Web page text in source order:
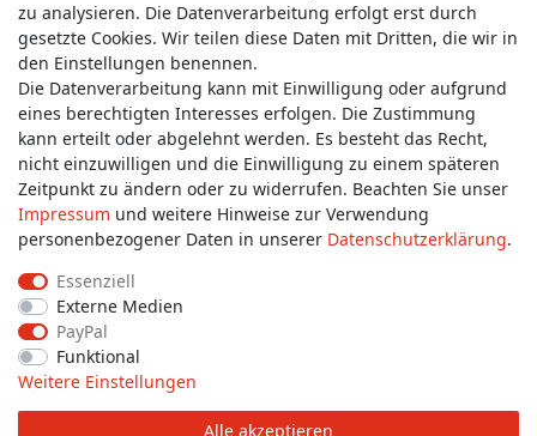
Service & Kontakt
Wünschen Sie einen Rückruf?
service@allmyclothes.de
Schreiben Sie uns:
service@allmyclothes.de
Impressum
Widerrufs­formular
zu analysieren. Die Datenverarbeitung erfolgt erst durch
gesetzte Cookies. Wir teilen diese Daten mit Dritten, die wir in
den Einstellungen benennen.
Die Datenverarbeitung kann mit Einwilligung oder aufgrund
eines berechtigten Interesses erfolgen. Die Zustimmung
kann erteilt oder abgelehnt werden. Es besteht das Recht,
nicht einzuwilligen und die Einwilligung zu einem späteren
Zeitpunkt zu ändern oder zu widerrufen. Beachten Sie unser
Impressum und weitere Hinweise zur Verwendung
personenbezogener Daten in unserer Daten­schutz­erklärung.
Essenziell
Externe Medien
PayPal
Funktional
Weitere Einstellungen
Alle akzeptieren